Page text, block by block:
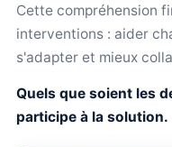
Cette compréhension
interventions : aider
s'adapter et mieux
Quels que soient les
participe à la solution.